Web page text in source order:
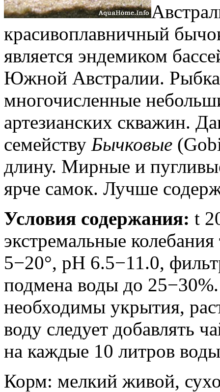
красивоплавничный
является эндемиком
Южной Австралии. Рыбка
многочисленные
артезианских скважин.
семейству Бычковые
длину. Мирные и
ярче самок. Лучше
Условия содержания: t
экстремальные
5−20°, pH 6.5−11.0,
подмена воды до
необходимы укрытия,
воду следует добавлять
на каждые 10 литров
Корм: мелкий живой,